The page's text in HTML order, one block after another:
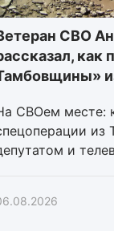
СВО
как
СВОем месте:
из
и